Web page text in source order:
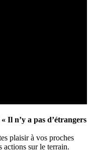
Il n’y a pas d’étrangers
plaisir à vos proches
actions sur le terrain.